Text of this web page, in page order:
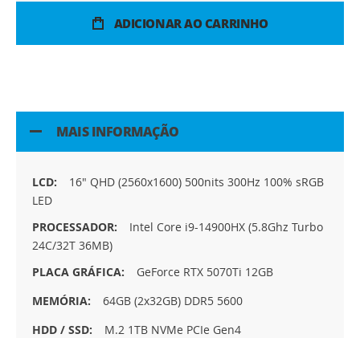
ADICIONAR AO CARRINHO
MAIS INFORMAÇÃO
Mais
informação
16" QHD (2560x1600) 500nits 300Hz 100% sRGB
LED
Intel Core i9-14900HX (5.8Ghz Turbo
24C/32T 36MB)
GeForce RTX 5070Ti 12GB
64GB (2x32GB) DDR5 5600
M.2 1TB NVMe PCIe Gen4